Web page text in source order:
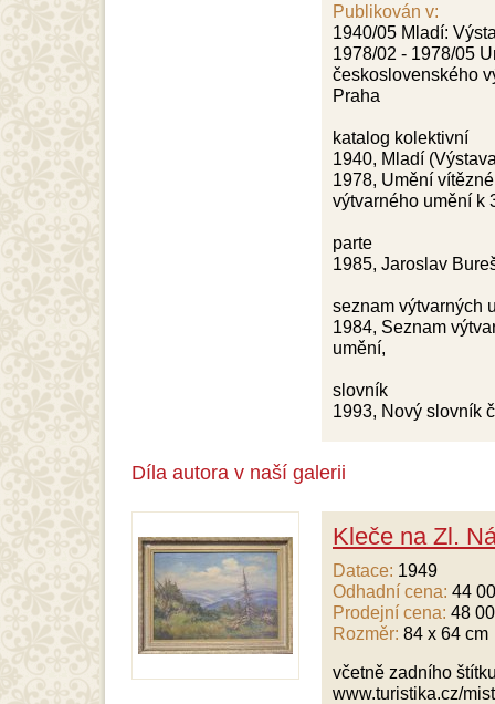
Publikován v:
1940/05 Mladí:
1978/02 - 1978/05
československého
Praha
katalog kolektivní
1940, Mladí
1978, Umění
výtvarného umění k
parte
1985, Jaroslav
seznam výtvarných
1984, Seznam
umění,
slovník
1993, Nový slovník
Díla autora v naší galerii
Kleče na Zl.
Datace: 1949
Odhadní cena: 44
Prodejní cena: 48
Rozměr: 84 x 64 cm
včetně zadního
www.turistika.cz/